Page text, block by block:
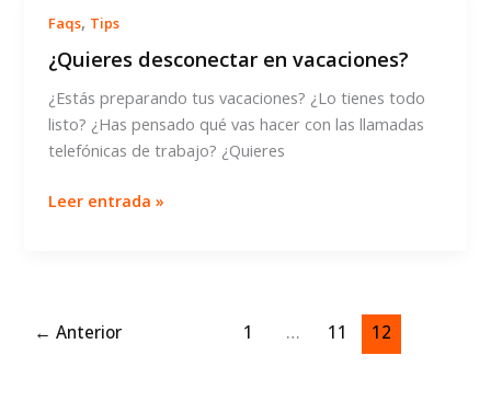
Faqs, Tips
¿Quieres desconectar en vacaciones?
¿Estás preparando tus vacaciones? ¿Lo tienes todo
listo? ¿Has pensado qué vas hacer con las llamadas
telefónicas de trabajo? ¿Quieres
¿Quieres
Leer entrada »
← Anterior 1 … 11 12